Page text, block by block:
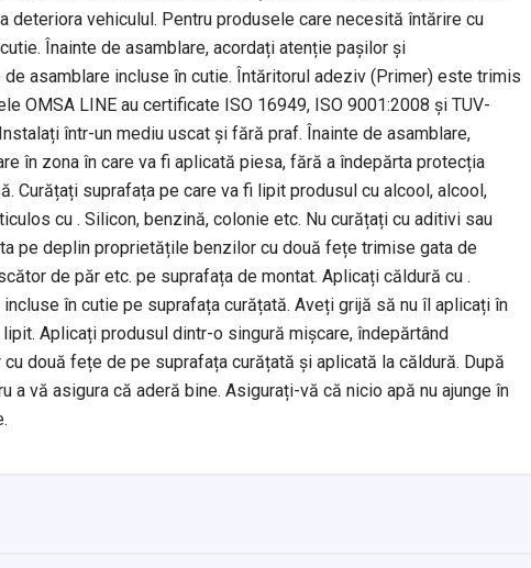
deteriora vehiculul. Pentru produsele care necesită întărire cu
Înainte de asamblare, acordați atenție pașilor și
asamblare incluse în cutie. Întăritorul adeziv (Primer) este trimis
OMSA LINE au certificate ISO 16949, ISO 9001:2008 și TUV-
într-un mediu uscat și fără praf. Înainte de asamblare,
în zona în care va fi aplicată piesa, fără a îndepărta protecția
Curățați suprafața pe care va fi lipit produsul cu alcool, alcool,
cu . Silicon, benzină, colonie etc. Nu curățați cu aditivi sau
pe deplin proprietățile benzilor cu două fețe trimise gata de
de păr etc. pe suprafața de montat. Aplicați căldură cu .
în cutie pe suprafața curățată. Aveți grijă să nu îl aplicați în
Aplicați produsul dintr-o singură mișcare, îndepărtând
două fețe de pe suprafața curățată și aplicată la căldură. După
a vă asigura că aderă bine. Asigurați-vă că nicio apă nu ajunge în